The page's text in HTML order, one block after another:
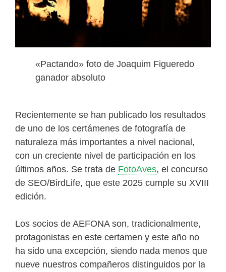
«Pactando» foto de Joaquim Figueredo
ganador absoluto
Recientemente se han publicado los resultados
de uno de los certámenes de fotografía de
naturaleza más importantes a nivel nacional,
con un creciente nivel de participación en los
últimos años. Se trata de FotoAves, el concurso
de SEO/BirdLife, que este 2025 cumple su XVIII
edición.
Los socios de AEFONA son, tradicionalmente,
protagonistas en este certamen y este año no
ha sido una excepción, siendo nada menos que
nueve nuestros compañeros distinguidos por la